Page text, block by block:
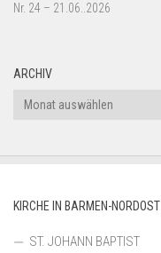
Nr. 24 – 21.06..2026
ARCHIV
Archiv
KIRCHE IN BARMEN-NORDOST
ST. JOHANN BAPTIST